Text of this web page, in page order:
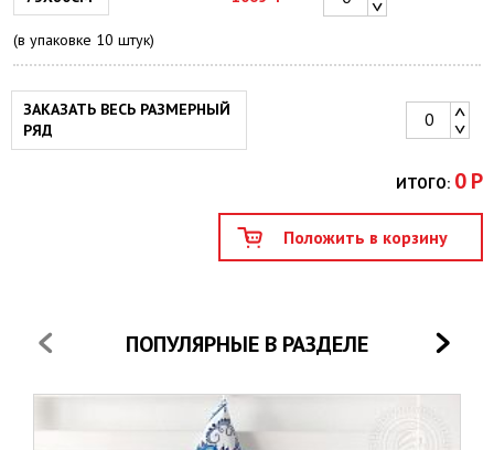
(в упаковке 10 штук)
ЗАКАЗАТЬ ВЕСЬ РАЗМЕРНЫЙ
РЯД
ИТОГО: 0Р
ПОПУЛЯРНЫЕ В РАЗДЕЛЕ